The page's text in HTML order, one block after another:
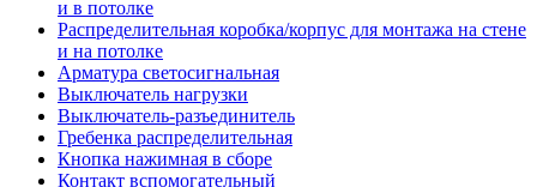
и в потолке
Распределительная коробка/корпус для монтажа на стене
и на потолке
Арматура светосигнальная
Выключатель нагрузки
Выключатель-разъединитель
Гребенка распределительная
Кнопка нажимная в сборе
Контакт вспомогательный